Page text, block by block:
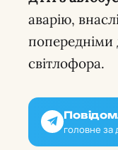
аварію,
попередніми
світлофора.
головне за